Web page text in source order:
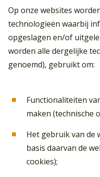
Op onze websites
technologieën waarbij
opgeslagen en/of
worden alle dergelijke
genoemd), gebruikt om:
Functionaliteiten
maken (technische
Het gebruik van de
basis daarvan de
cookies);